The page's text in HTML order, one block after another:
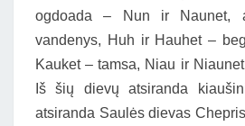
ogdoada – Nun ir Naunet,
vandenys, Huh ir Hauhet –
Kauket – tamsa, Niau ir
Iš šių dievų atsiranda
atsiranda Saulės dievas